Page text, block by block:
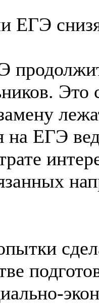
ЕГЭ
Это
на ЕГЭ